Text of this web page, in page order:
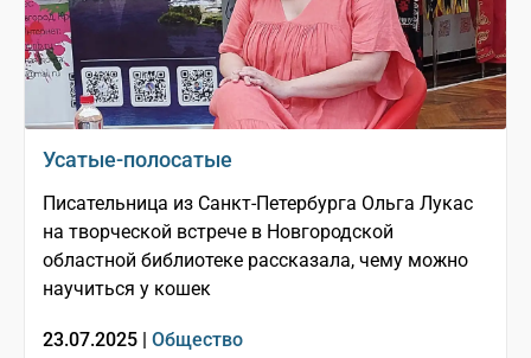
Усатые-полосатые
Писательница из Санкт-Петербурга Ольга Лукас
на творческой встрече в Новгородской
областной библиотеке рассказала, чему можно
научиться у кошек
23.07.2025 | Общество